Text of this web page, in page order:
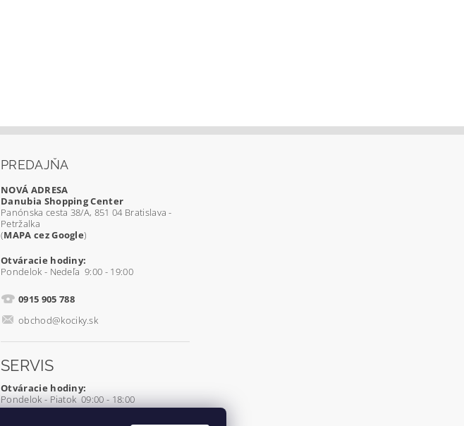
PREDAJŇA
NOVÁ ADRESA
Danubia Shopping Center
Panónska cesta 38/A, 851 04 Bratislava -
Petržalka
(MAPA cez Google)
Otváracie hodiny:
Pondelok - Nedeľa 9:00 - 19:00
0915 905 788
obchod@kociky.sk
SERVIS
Otváracie hodiny:
Pondelok - Piatok 09:00 - 18:00